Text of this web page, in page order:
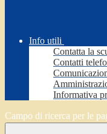
Info utili
Contatta la
Contatti
Informativa
Campo di ricerca per le